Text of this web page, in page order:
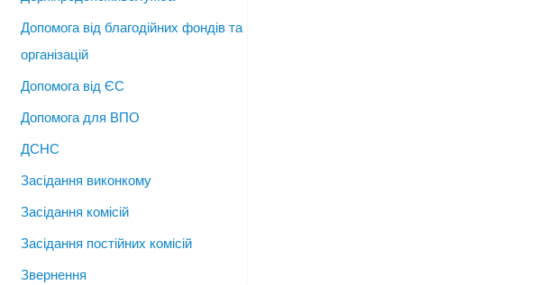
Допомога від благодійних фондів та
організацій
Допомога від ЄС
Допомога для ВПО
ДСНС
Засідання виконкому
Засідання комісій
Засідання постійних комісій
Звернення